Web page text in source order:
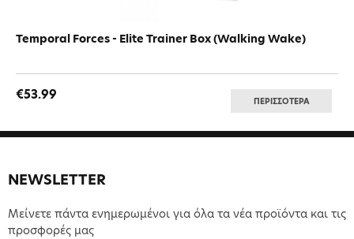
Temporal Forces - Elite Trainer Box (Walking Wake)
€53.99 ΠΕΡΙΣΣΟΤΕΡΑ
NEWSLETTER
Μείνετε πάντα ενημερωμένοι για όλα τα νέα προϊόντα και τις
προσφορές μας